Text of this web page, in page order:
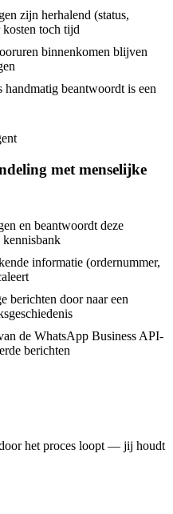
zijn herhalend (status,
toch tijd
binnenkomen blijven
handmatig beantwoordt is een
met menselijke
en beantwoordt deze
kennisbank
informatie (ordernummer,
berichten door naar een
de WhatsApp Business API-
berichten
het proces loopt — jij houdt